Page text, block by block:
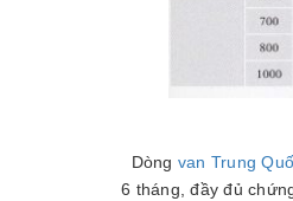
Dòng van Trung
6 tháng, đầy đủ